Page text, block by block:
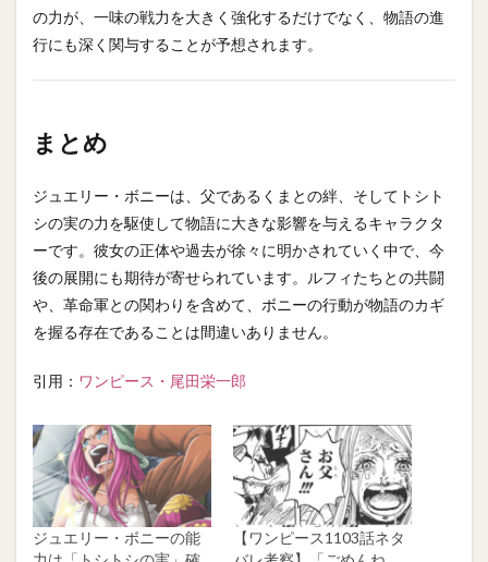
の力が、一味の戦力を大きく強化するだけでなく、物語の進
行にも深く関与することが予想されます。
まとめ
ジュエリー・ボニーは、父であるくまとの絆、そしてトシト
シの実の力を駆使して物語に大きな影響を与えるキャラクタ
ーです。彼女の正体や過去が徐々に明かされていく中で、今
後の展開にも期待が寄せられています。ルフィたちとの共闘
や、革命軍との関わりを含めて、ボニーの行動が物語のカギ
を握る存在であることは間違いありません。
引用： ワンピース・尾田栄一郎
ジュエリー・ボニーの能
【ワンピース1103話ネタ